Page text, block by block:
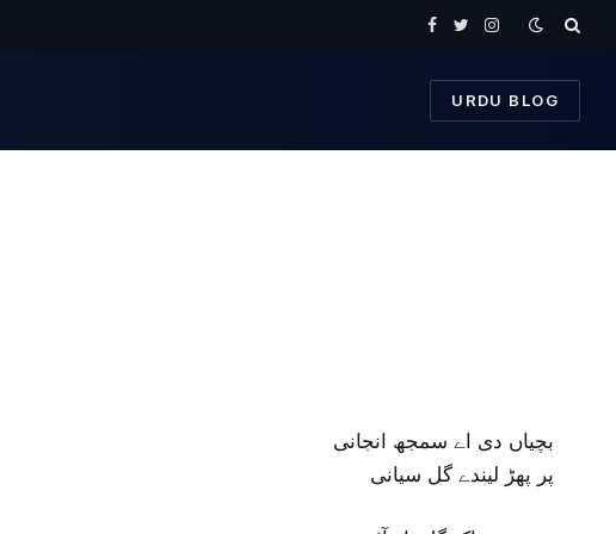
Facebook
TwitterInstagram
URDU BLOG
بچیاں دی اے سمجھ انجانی
پر پھڑ لیندے گل سیانی